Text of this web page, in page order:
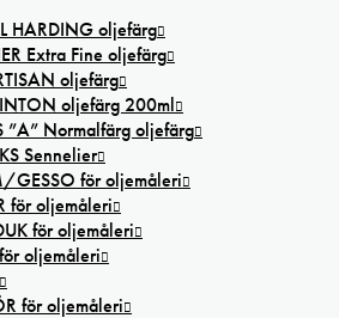
HARDING oljefärg
Extra Fine oljefärg
oljefärg
oljefärg 200ml
”A” Normalfärg oljefärg
Sennelier
GESSO för oljemåleri
för oljemåleri
för oljemåleri
oljemåleri
för oljemåleri